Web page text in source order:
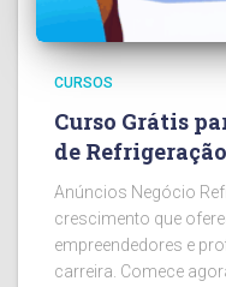
CURSOS
Curso Grátis
de Refrigeração
Anúncios Negócio
crescimento que
empreendedores e
carreira. Comece